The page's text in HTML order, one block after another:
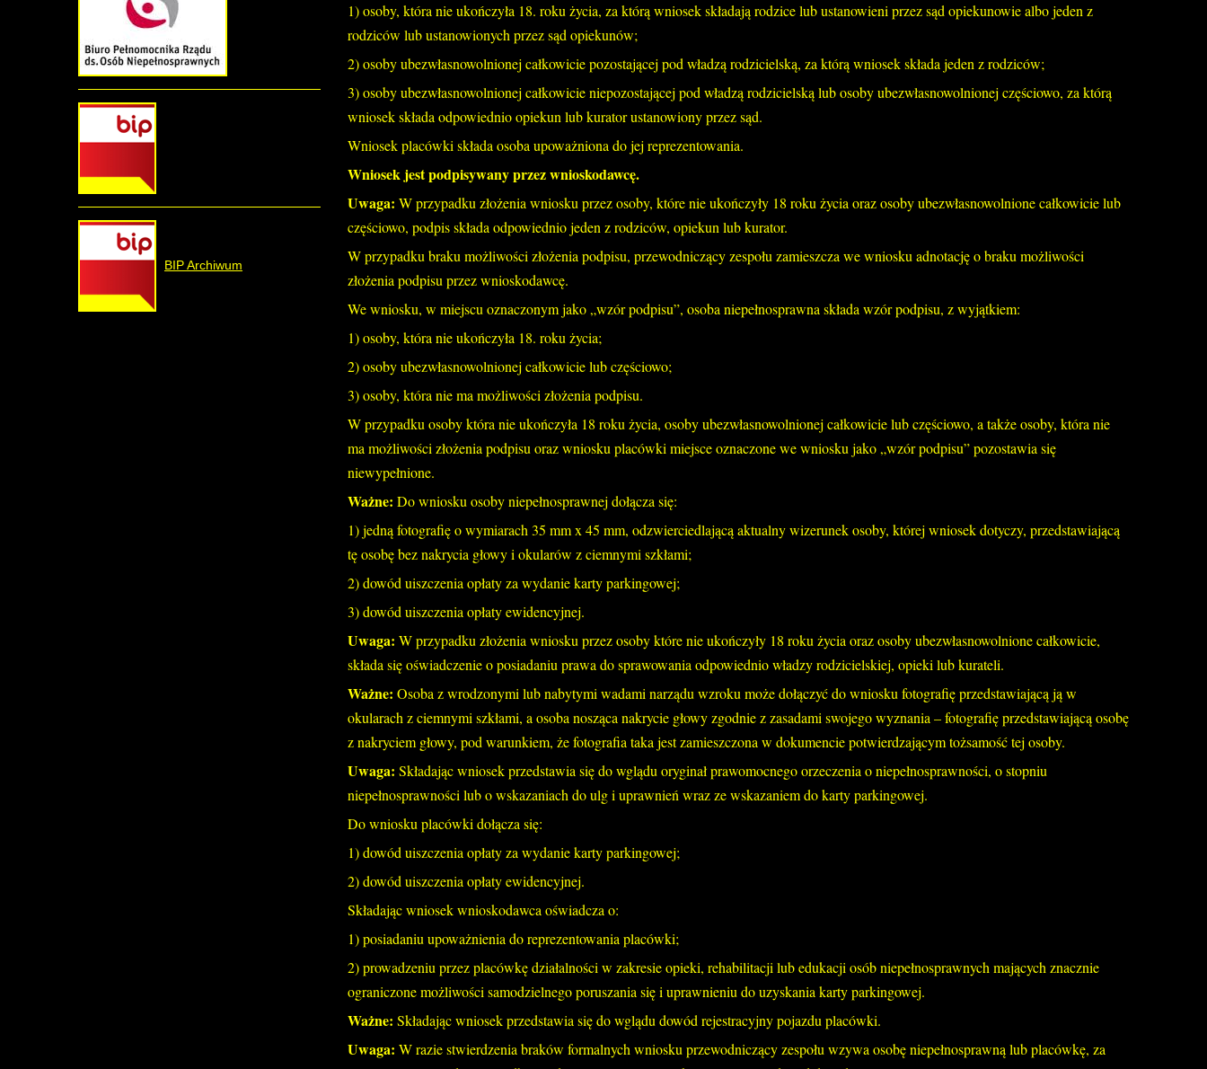
1) osoby, która nie ukończyła 18. roku życia, za którą wniosek składają rodzice lub ustanowieni przez sąd opiekunowie albo jeden z
rodziców lub ustanowionych przez sąd opiekunów;
2) osoby ubezwłasnowolnionej całkowicie pozostającej pod władzą rodzicielską, za którą wniosek składa jeden z rodziców;
3) osoby ubezwłasnowolnionej całkowicie niepozostającej pod władzą rodzicielską lub osoby ubezwłasnowolnionej częściowo, za którą
wniosek składa odpowiednio opiekun lub kurator ustanowiony przez sąd.
Wniosek placówki składa osoba upoważniona do jej reprezentowania.
Wniosek jest podpisywany przez wnioskodawcę.
Uwaga: W przypadku złożenia wniosku przez osoby, które nie ukończyły 18 roku życia oraz osoby ubezwłasnowolnione całkowicie lub
częściowo, podpis składa odpowiednio jeden z rodziców, opiekun lub kurator.
W przypadku braku możliwości złożenia podpisu, przewodniczący zespołu zamieszcza we wniosku adnotację o braku możliwości
złożenia podpisu przez wnioskodawcę.
We wniosku, w miejscu oznaczonym jako „wzór podpisu”, osoba niepełnosprawna składa wzór podpisu, z wyjątkiem:
1) osoby, która nie ukończyła 18. roku życia;
2) osoby ubezwłasnowolnionej całkowicie lub częściowo;
3) osoby, która nie ma możliwości złożenia podpisu.
W przypadku osoby która nie ukończyła 18 roku życia, osoby ubezwłasnowolnionej całkowicie lub częściowo, a także osoby, która nie
ma możliwości złożenia podpisu oraz wniosku placówki miejsce oznaczone we wniosku jako „wzór podpisu” pozostawia się
niewypełnione.
Ważne: Do wniosku osoby niepełnosprawnej dołącza się:
1) jedną fotografię o wymiarach 35 mm x 45 mm, odzwierciedlającą aktualny wizerunek osoby, której wniosek dotyczy, przedstawiającą
tę osobę bez nakrycia głowy i okularów z ciemnymi szkłami;
2) dowód uiszczenia opłaty za wydanie karty parkingowej;
3) dowód uiszczenia opłaty ewidencyjnej.
Uwaga: W przypadku złożenia wniosku przez osoby które nie ukończyły 18 roku życia oraz osoby ubezwłasnowolnione całkowicie,
składa się oświadczenie o posiadaniu prawa do sprawowania odpowiednio władzy rodzicielskiej, opieki lub kurateli.
Ważne: Osoba z wrodzonymi lub nabytymi wadami narządu wzroku może dołączyć do wniosku fotografię przedstawiającą ją w
okularach z ciemnymi szkłami, a osoba nosząca nakrycie głowy zgodnie z zasadami swojego wyznania – fotografię przedstawiającą osobę
z nakryciem głowy, pod warunkiem, że fotografia taka jest zamieszczona w dokumencie potwierdzającym tożsamość tej osoby.
Uwaga: Składając wniosek przedstawia się do wglądu oryginał prawomocnego orzeczenia o niepełnosprawności, o stopniu
niepełnosprawności lub o wskazaniach do ulg i uprawnień wraz ze wskazaniem do karty parkingowej.
Do wniosku placówki dołącza się:
1) dowód uiszczenia opłaty za wydanie karty parkingowej;
2) dowód uiszczenia opłaty ewidencyjnej.
Składając wniosek wnioskodawca oświadcza o:
1) posiadaniu upoważnienia do reprezentowania placówki;
2) prowadzeniu przez placówkę działalności w zakresie opieki, rehabilitacji lub edukacji osób niepełnosprawnych mających znacznie
ograniczone możliwości samodzielnego poruszania się i uprawnieniu do uzyskania karty parkingowej.
Ważne: Składając wniosek przedstawia się do wglądu dowód rejestracyjny pojazdu placówki.
Uwaga: W razie stwierdzenia braków formalnych wniosku przewodniczący zespołu wzywa osobę niepełnosprawną lub placówkę, za
BIP Archiwum